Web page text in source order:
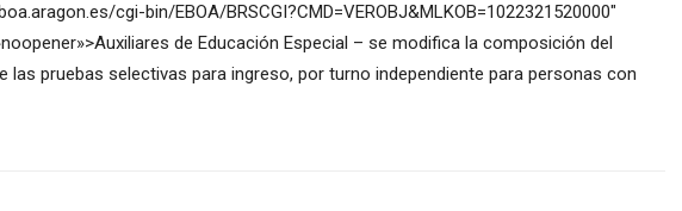
cgi-bin/EBOA/BRSCGI?CMD=VEROBJ&MLKOB=1022321520000″
de Educación Especial – se modifica la composición del
las pruebas selectivas para ingreso, por turno independiente para personas con